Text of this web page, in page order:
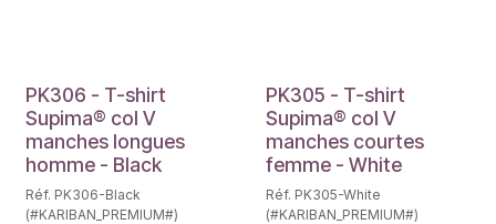
PK306 - T-shirt
Supima® col V
manches longues
homme - Black
Réf. PK306-Black
(#KARIBAN_PREMIUM#)
PK305 - T-shirt
Supima® col V
manches courtes
femme - White
Réf. PK305-White
(#KARIBAN_PREMIUM#)